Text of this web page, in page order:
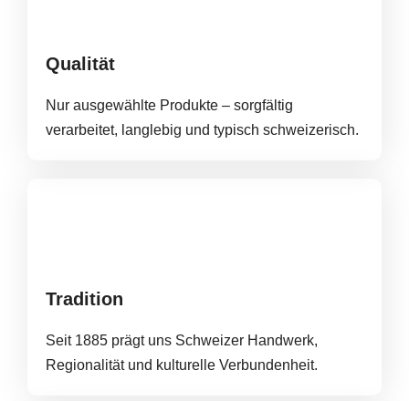
Qualität
Nur ausgewählte Produkte – sorgfältig
verarbeitet, langlebig und typisch schweizerisch.
Tradition
Seit 1885 prägt uns Schweizer Handwerk,
Regionalität und kulturelle Verbundenheit.